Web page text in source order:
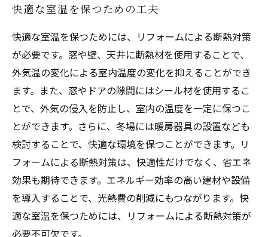
快適な室温を保つための工夫
快適な室温を保つためには、リフォームによる断熱対策
が必要です。窓や壁、天井に断熱材を使用することで、
外気温の変化による室内温度の変化を抑えることができ
ます。また、窓やドアの隙間にはシール材を使用するこ
とで、外気の侵入を防止し、室内の温度を一定に保つこ
とができます。さらに、冬場には暖房器具の設置なども
検討することで、快適な環境を保つことができます。リ
フォームによる断熱対策は、快適性だけでなく、省エネ
効果も期待できます。エネルギー効率の高い建材や設備
を導入することで、光熱費の削減にもつながります。快
適な室温を保つためには、リフォームによる断熱対策が
必要不可欠です。